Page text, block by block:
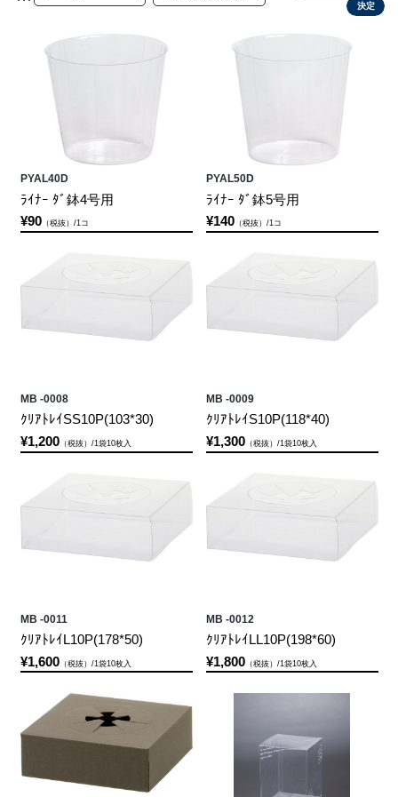
決定
PYAL40D
ﾗｲﾅｰ ﾀﾞ鉢4号用
¥90（税抜）/1コ
PYAL50D
ﾗｲﾅｰ ﾀﾞ鉢5号用
¥140（税抜）/1コ
MB -0008
ｸﾘｱﾄﾚｲSS10P(103*30)
¥1,200（税抜）/1袋10枚入
MB -0009
ｸﾘｱﾄﾚｲS10P(118*40)
¥1,300（税抜）/1袋10枚入
MB -0011
ｸﾘｱﾄﾚｲL10P(178*50)
¥1,600（税抜）/1袋10枚入
MB -0012
ｸﾘｱﾄﾚｲLL10P(198*60)
¥1,800（税抜）/1袋10枚入